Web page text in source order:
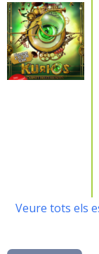
Veure tots els